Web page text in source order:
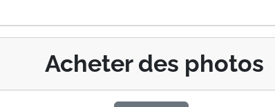
Acheter des photos